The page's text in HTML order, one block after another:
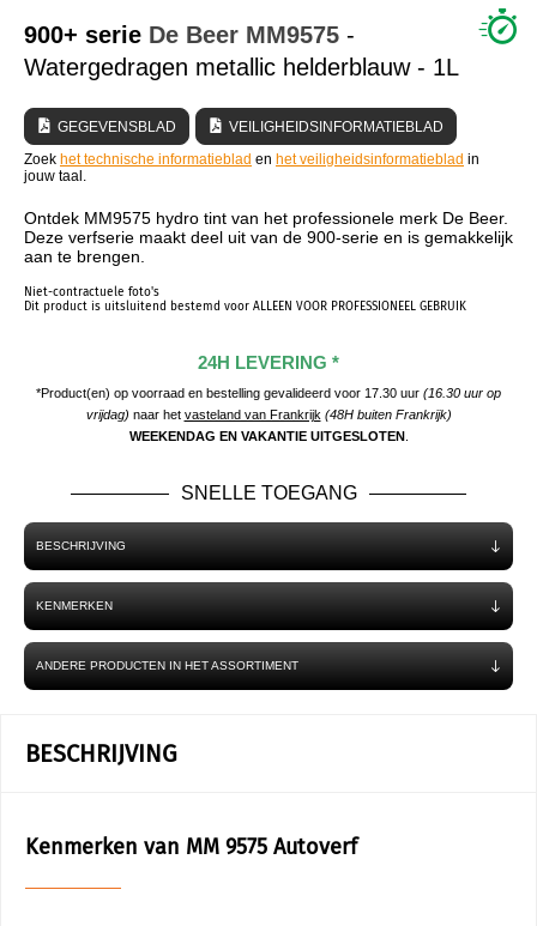
900+ serie De Beer MM9575 -
Watergedragen metallic helderblauw - 1L
GEGEVENSBLAD
VEILIGHEIDSINFORMATIEBLAD
Zoek het technische informatieblad en het veiligheidsinformatieblad in
jouw taal.
Ontdek MM9575 hydro tint van het professionele merk De Beer.
Deze verfserie maakt deel uit van de 900-serie en is gemakkelijk
aan te brengen.
Niet-contractuele foto's
Dit product is uitsluitend bestemd voor ALLEEN VOOR PROFESSIONEEL GEBRUIK
24H LEVERING *
*Product(en) op voorraad en bestelling gevalideerd voor 17.30 uur (16.30 uur op
vrijdag) naar het vasteland van Frankrijk (48H buiten Frankrijk)
WEEKENDAG EN VAKANTIE UITGESLOTEN.
SNELLE TOEGANG
BESCHRIJVING
KENMERKEN
ANDERE PRODUCTEN IN HET ASSORTIMENT
BESCHRIJVING
Kenmerken van MM 9575 Autoverf